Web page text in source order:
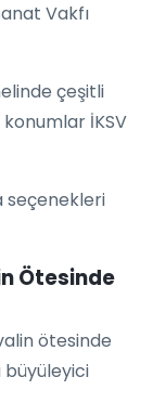
Vakfı
çeşitli
İKSV
seçenekleri
Ötesinde
ötesinde
büyüleyici